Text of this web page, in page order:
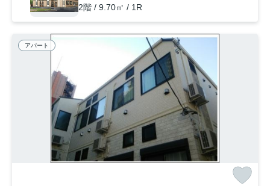
2階 / 9.70㎡ / 1R
アパート